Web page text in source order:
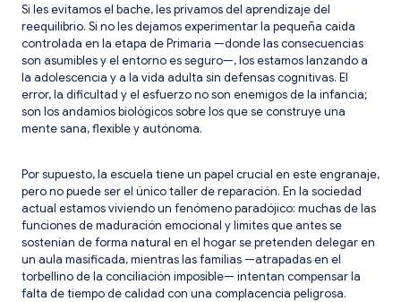
Si les evitamos el bache, les privamos del aprendizaje del
reequilibrio. Si no les dejamos experimentar la pequeña caída
controlada en la etapa de Primaria —donde las consecuencias
son asumibles y el entorno es seguro—, los estamos lanzando a
la adolescencia y a la vida adulta sin defensas cognitivas. El
error, la dificultad y el esfuerzo no son enemigos de la infancia;
son los andamios biológicos sobre los que se construye una
mente sana, flexible y autónoma.
Por supuesto, la escuela tiene un papel crucial en este engranaje,
pero no puede ser el único taller de reparación. En la sociedad
actual estamos viviendo un fenómeno paradójico: muchas de las
funciones de maduración emocional y límites que antes se
sostenían de forma natural en el hogar se pretenden delegar en
un aula masificada, mientras las familias —atrapadas en el
torbellino de la conciliación imposible— intentan compensar la
falta de tiempo de calidad con una complacencia peligrosa.